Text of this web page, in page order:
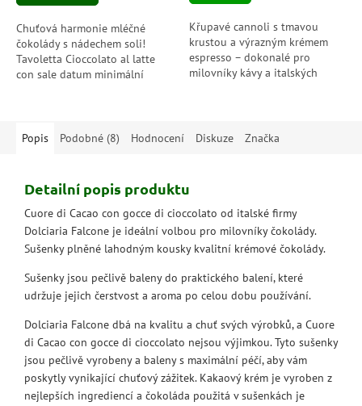
Chuťová harmonie mléčné
čokolády s nádechem soli!
Tavoletta Cioccolato al latte
con sale datum minimální
Křupavé cannoli s tmavou
krustou a výrazným krémem
espresso – dokonalé pro
milovníky kávy a italských
Popis Podobné (8) Hodnocení Diskuze Značka
Detailní popis produktu
Cuore di Cacao con gocce di cioccolato od italské firmy
Dolciaria Falcone je ideální volbou pro milovníky čokolády.
Sušenky plněné lahodným kousky kvalitní krémové čokolády.
Sušenky jsou pečlivě baleny do praktického balení, které
udržuje jejich čerstvost a aroma po celou dobu používání.
Dolciaria Falcone dbá na kvalitu a chuť svých výrobků, a Cuore
di Cacao con gocce di cioccolato nejsou výjimkou. Tyto sušenky
jsou pečlivě vyrobeny a baleny s maximální péčí, aby vám
poskytly vynikající chuťový zážitek. Kakaový krém je vyroben z
nejlepších ingrediencí a čokoláda použitá v sušenkách je